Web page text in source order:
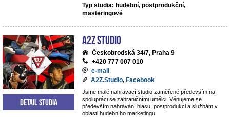
Typ studia: hudební, postprodukční,
masteringové
A2Z Studio
Českobrodská 34/7, Praha 9
+420 777 007 010
e-mail
A2Z.Studio, Facebook
Jsme malé nahrávací studio zaměřené především na
spolupráci se zahraničními umělci. Věnujeme se
především nahrávání hlasu, postprodukci a službám v
oblasti hudebního marketingu.
Detail studia